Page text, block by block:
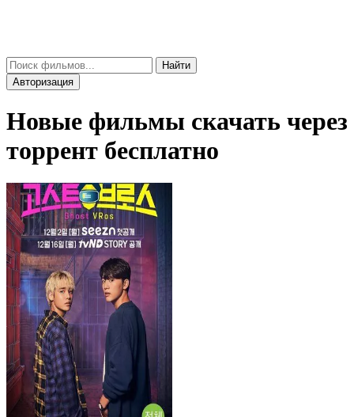
Найти
Авторизация
Новые фильмы скачать через
торрент бесплатно